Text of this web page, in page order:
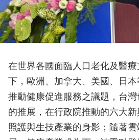
在世界各國面臨人口老化及醫
下，歐洲、加拿大、美國、日
推動健康促進服務之議題，台
的推展，在行政院推動的六大
照護與生技產業的身影；隨著